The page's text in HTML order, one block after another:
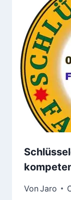
VonJaro